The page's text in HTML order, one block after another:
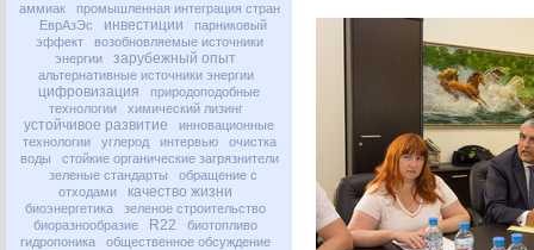
аммиак
промышленная интеграция стран
ЕврАзЭс
инвестиции
парниковый
эффект
возобновляемые источники
энергии
зарубежный опыт
альтернативные источники энергии
цифровизация
природоподобные
технологии
химический лизинг
устойчивое развитие
инновационные
технологии
углерод интервью
очистка
воды
стойкие органические загрязнители
зеленые стандарты
обращение с
отходами
качество жизни
биоэнергетика
зеленое строительство
биоразнообразие
R22
биотопливо
гидропоника
общественное обсуждение